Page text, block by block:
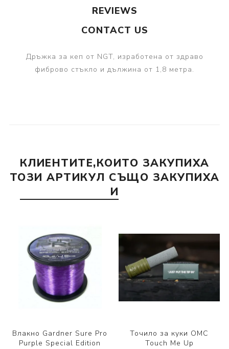
REVIEWS
CONTACT US
Дръжка за кеп от NGT, изработена от здраво
фиброво стъкло и дължина от 1,8 метра.
КЛИЕНТИТЕ,КОИТО ЗАКУПИХА
ТОЗИ АРТИКУЛ СЪЩО ЗАКУПИХА
И
Влакно Gardner Sure Pro
Purple Special Edition
Точило за куки OMC
Touch Me Up